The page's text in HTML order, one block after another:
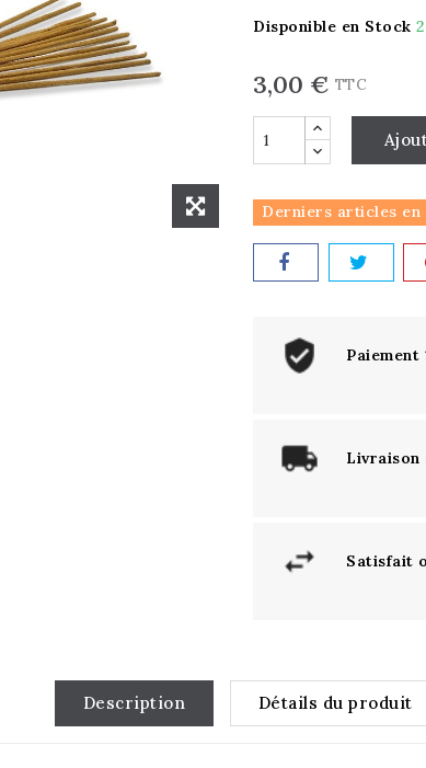
Disponible en Stock
3,00 € TTC
Derniers articles en
Paiement
Livraison
Satisfait
Description Détails du produit